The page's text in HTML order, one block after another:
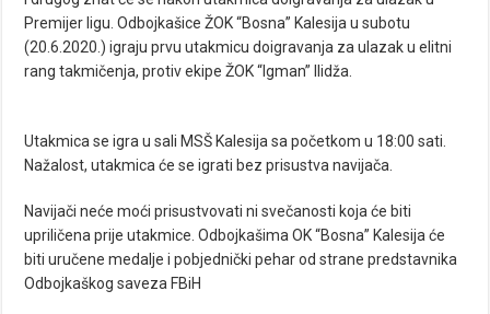
Premijer ligu. Odbojkašice ŽOK “Bosna” Kalesija u subotu
(20.6.2020.) igraju prvu utakmicu doigravanja za ulazak u elitni
rang takmičenja, protiv ekipe ŽOK “Igman” Ilidža.
Utakmica se igra u sali MSŠ Kalesija sa početkom u 18:00 sati.
Nažalost, utakmica će se igrati bez prisustva navijača.
Navijači neće moći prisustvovati ni svečanosti koja će biti
upriličena prije utakmice. Odbojkašima OK “Bosna” Kalesija će
biti uručene medalje i pobjednički pehar od strane predstavnika
Odbojkaškog saveza FBiH